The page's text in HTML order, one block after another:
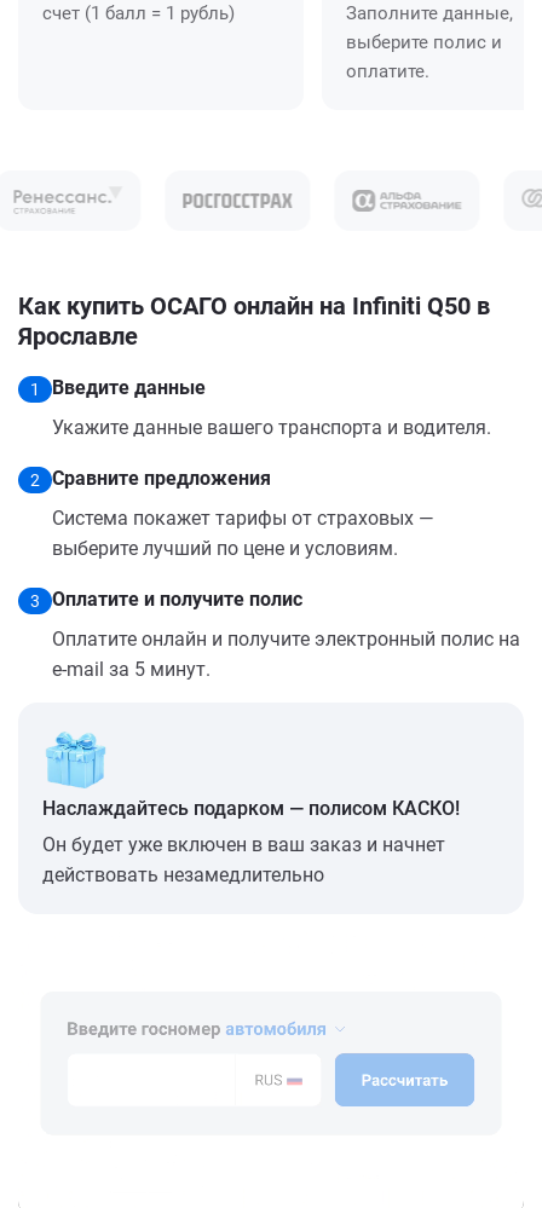
счет (1 балл = 1 рубль)
Заполните данные,
выберите полис и
оплатите.
Как купить ОСАГО онлайн на Infiniti Q50 в
Ярославле
1
Введите данные
Укажите данные вашего транспорта и водителя.
2
Сравните предложения
Система покажет тарифы от страховых —
выберите лучший по цене и условиям.
3
Оплатите и получите полис
Оплатите онлайн и получите электронный полис на
e-mail за 5 минут.
Наслаждайтесь подарком — полисом КАСКО!
Он будет уже включен в ваш заказ и начнет
действовать незамедлительно